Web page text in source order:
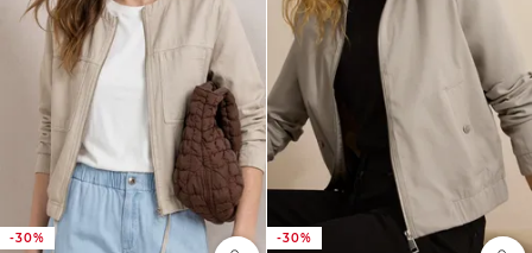
-30% -30%